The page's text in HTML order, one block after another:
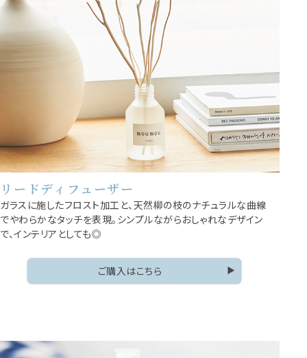
リードディフューザー
ガラスに施したフロスト加工と、天然柳の枝のナチュラルな曲線
でやわらかなタッチを表現。シンプルながらおしゃれなデザイン
で、インテリアとしても◎
ご購入はこちら